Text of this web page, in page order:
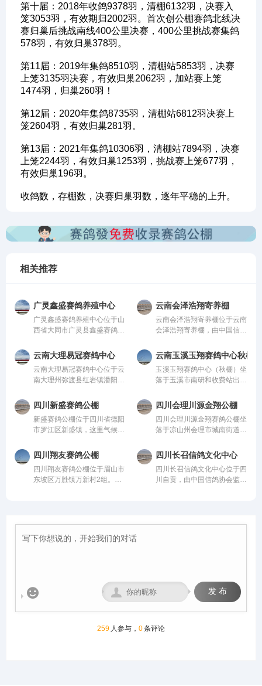
第十届：2018年收鸽9378羽，清棚6132羽，决赛入
笼3053羽，有效期归2002羽。首次创公棚赛鸽北线决
赛归巢后挑战南线400公里决赛，400公里挑战赛集鸽
578羽，有效归巢378羽。
第11届：2019年集鸽8510羽，清棚站5853羽，决赛
上笼3135羽决赛，有效归巢2062羽，加站赛上笼
1474羽，归巢260羽！
第12届：2020年集鸽8735羽，清棚站6812羽决赛上
笼2604羽，有效归巢281羽。
第13届：2021年集鸽10306羽，清棚站7894羽，决赛
上笼2244羽，有效归巢1253羽，挑战赛上笼677羽，
有效归巢196羽。
收鸽数，存棚数，决赛归巢羽数，逐年平稳的上升。
相关推荐
广灵鑫盛赛鸽养殖中心
广灵鑫盛赛鸽养殖中心位于山
西省大同市广灵县鑫盛赛鸽养
管。该公棚以国际、国内先
进、科学合理的设计方案进行
建设，采用一体化钢架结构，
公棚长200米，宽28米，高15
从配件设施到饲养团队，均达
到业内领先水平，为广大鸽友
创造一个心神向往的赛鸽净
地。
云南会泽浩翔寄养棚
云南会泽浩翔寄养棚位于云南
会泽浩翔寄养棚，由中国信鸽
内先进、科学合理的设计方案
进行建设，采用一体化钢架结
构，公棚长200米，宽28米，
高15米，可容纳20000多羽赛
均达到业内领先水平，为广大
鸽友创造一个心神向往的赛鸽
净地。
云南大理易冠赛鸽中心
云南大理易冠赛鸽中心位于云
南大理州弥渡县红岩镇潘阳
公棚以国际、国内先进、科学
合理的设计方案进行建设，采
用一体化钢架结构，公棚长
200米，宽28米，高15米，可
设施到饲养团队，均达到业内
领先水平，为广大鸽友创造一
个心神向往的赛鸽净地。
云南玉溪玉翔赛鸽中心秋棚
玉溪玉翔赛鸽中心（秋棚）坐
落于玉溪市南研和收费站出口
内，总占地面积36000平方，
鸽棚总长168米，高19.8米，
宽26米；晒棚宽6米，赛鸽用
餐区宽8米，赛鸽休息区39
纳赛鸽24000羽，园区规模位
列云南省前列。
四川新盛赛鸽公棚
新盛赛鸽公棚位于四川省德阳
市罗江区新盛镇，这里气候温
赛环境，是专为广大鸽友打造
的专业赛鸽竞技平台。公棚总
占地面积70余亩，主棚长218
米、宽28米，可容纳赛鸽2.5
四川会理川源金翔公棚
四川会理川源金翔赛鸽公棚坐
落于凉山州会理市城南街道五
然氧吧，距城区仅4公里，
108国道直达，交通便捷。公
棚周边无高压线遮挡，视野开
阔、生态优越，是赛鸽饲养、
四川翔友赛鸽公棚
四川翔友赛鸽公棚位于眉山市
东坡区万胜镇万新村2组。气
长、训养与竞翔提供了理想场
多平方米。公棚一字型排列，
能容纳一万五千余羽的赛鸽。
线，规划多关阶梯式竞赛体
四川长召信鸽文化中心
四川长召信鸽文化中心位于四
川自贡，由中国信鸽协会监
 发 布

259 人参与， 0条评论